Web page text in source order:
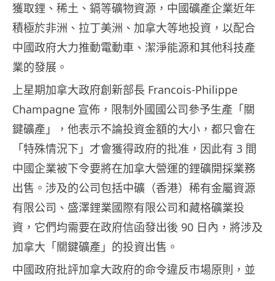
獲取鋰、稀土、鎘等礦物資源，中國礦產企業近年
積極於非洲、拉丁美洲、加拿大等地投資，以配合
中國政府大力推動電動車、潔淨能源和其他科技產
業的發展。
上星期加拿大政府創新部長 Francois-Philippe
Champagne 宣佈，限制外國國公司參予生產「關
鍵礦產」，他表示不論投資金額的大小，都只會在
「特殊情況下」才會獲得政府的批准，因此有 3 間
中國企業被下令要將在加拿大營運的鋰礦開採業務
出售。涉及的公司包括中礦（香港）稀有金屬資源
有限公司、盛澤鋰業國際有限公司和藏格礦業投
資，它們均需要在政府信函發出後 90 日內，將涉及
加拿大「關鍵礦產」的投資出售。
中國政府批評加拿大政府的命令違反市場原則，並